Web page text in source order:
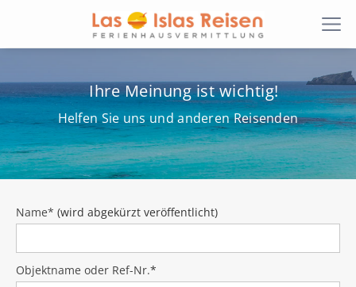
Ihre Meinung ist wichtig!
Helfen Sie uns und anderen Reisenden
Name* (wird abgekürzt veröffentlicht)
Objektname oder Ref-Nr.*